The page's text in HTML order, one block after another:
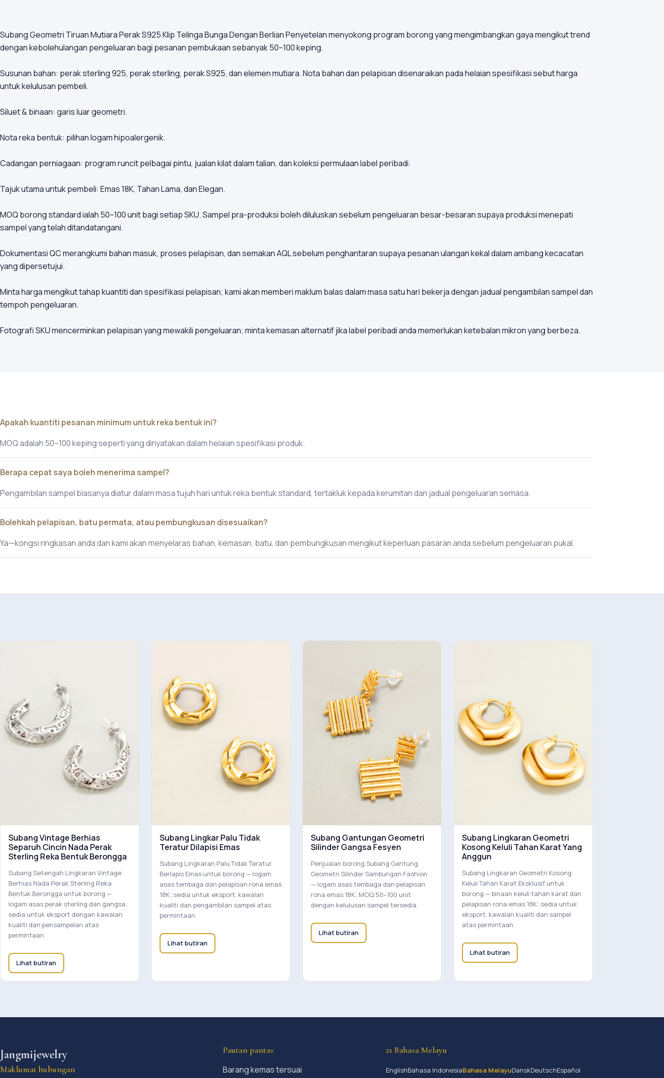
Subang Geometri Tiruan Mutiara Perak S925 Klip Telinga Bunga Dengan Berlian Penyetelan menyokong program borong yang mengimbangkan gaya mengikut trend
dengan kebolehulangan pengeluaran bagi pesanan pembukaan sebanyak 50–100 keping.
Susunan bahan: perak sterling 925, perak sterling, perak S925, dan elemen mutiara. Nota bahan dan pelapisan disenaraikan pada helaian spesifikasi sebut harga
untuk kelulusan pembeli.
Siluet & binaan: garis luar geometri.
Nota reka bentuk: pilihan logam hipoalergenik.
Cadangan perniagaan: program runcit pelbagai pintu, jualan kilat dalam talian, dan koleksi permulaan label peribadi.
Tajuk utama untuk pembeli: Emas 18K, Tahan Lama, dan Elegan.
MOQ borong standard ialah 50–100 unit bagi setiap SKU. Sampel pra-produksi boleh diluluskan sebelum pengeluaran besar-besaran supaya produksi menepati
sampel yang telah ditandatangani.
Dokumentasi QC merangkumi bahan masuk, proses pelapisan, dan semakan AQL sebelum penghantaran supaya pesanan ulangan kekal dalam ambang kecacatan
yang dipersetujui.
Minta harga mengikut tahap kuantiti dan spesifikasi pelapisan; kami akan memberi maklum balas dalam masa satu hari bekerja dengan jadual pengambilan sampel dan
tempoh pengeluaran.
Fotografi SKU mencerminkan pelapisan yang mewakili pengeluaran; minta kemasan alternatif jika label peribadi anda memerlukan ketebalan mikron yang berbeza.
Apakah kuantiti pesanan minimum untuk reka bentuk ini?
MOQ adalah 50–100 keping seperti yang dinyatakan dalam helaian spesifikasi produk.
Berapa cepat saya boleh menerima sampel?
Pengambilan sampel biasanya diatur dalam masa tujuh hari untuk reka bentuk standard, tertakluk kepada kerumitan dan jadual pengeluaran semasa.
Bolehkah pelapisan, batu permata, atau pembungkusan disesuaikan?
Ya—kongsi ringkasan anda dan kami akan menyelaras bahan, kemasan, batu, dan pembungkusan mengikut keperluan pasaran anda sebelum pengeluaran pukal.
Subang Vintage Berhias
Separuh Cincin Nada Perak
Sterling Reka Bentuk Berongga
Subang Setengah Lingkaran Vintage
Berhias Nada Perak Sterling Reka
Bentuk Berongga untuk borong —
logam asas perak sterling dan gangsa;
sedia untuk eksport dengan kawalan
kualiti dan pensampelan atas
permintaan.
Lihat butiran
Subang Lingkar Palu Tidak
Teratur Dilapisi Emas
Subang Lingkaran Palu Tidak Teratur
Berlapis Emas untuk borong — logam
asas tembaga dan pelapisan rona emas
18K; sedia untuk eksport, kawalan
kualiti dan pengambilan sampel atas
permintaan.
Lihat butiran
Subang Gantungan Geometri
Silinder Gangsa Fesyen
Penjualan borong Subang Gantung
Geometri Silinder Sambungan Fashion
— logam asas tembaga dan pelapisan
rona emas 18K; MOQ 50–100 unit
dengan kelulusan sampel tersedia.
Lihat butiran
Subang Lingkaran Geometri
Kosong Keluli Tahan Karat Yang
Anggun
Subang Lingkaran Geometri Kosong
Keluli Tahan Karat Eksklusif untuk
borong — binaan keluli tahan karat dan
pelapisan rona emas 18K; sedia untuk
eksport, kawalan kualiti dan sampel
atas permintaan.
Lihat butiran
Jangmijewelry
Maklumat hubungan
Pautan pantas
Barang kemas tersuai
21 Bahasa Melayu
EnglishBahasa IndonesiaBahasa MelayuDanskDeutschEspañol